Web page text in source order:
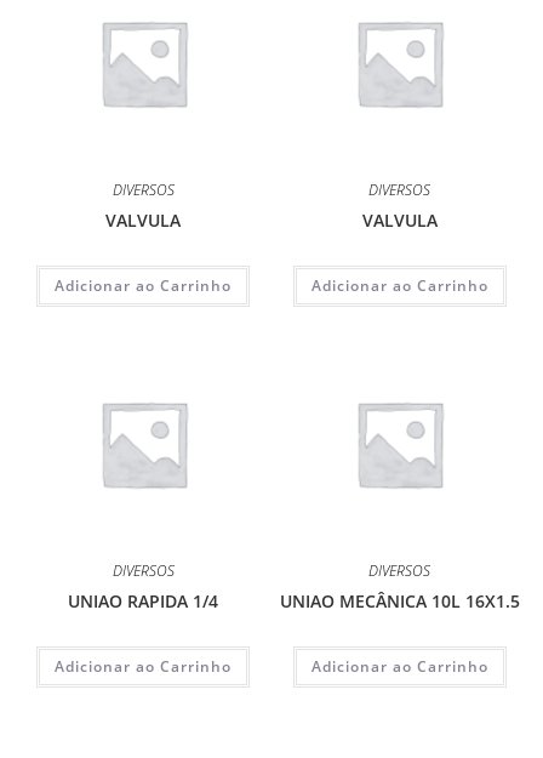
DIVERSOS
VALVULA
Adicionar ao Carrinho
DIVERSOS
VALVULA
Adicionar ao Carrinho
DIVERSOS
UNIAO RAPIDA 1/4
Adicionar ao Carrinho
DIVERSOS
UNIAO MECÂNICA 10L 16X1.5
Adicionar ao Carrinho